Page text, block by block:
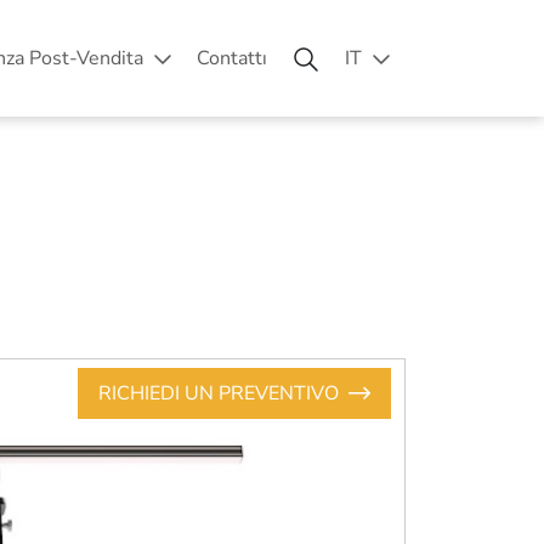
Post-Vendita Contattı IT
RICHIEDI UN PREVENTIVO